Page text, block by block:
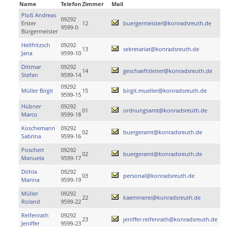
Name TelefonZimmer
Mail
Ploß Andreas
Erster
Bürgermeister
09292
9599-0
12 buergermeister@konradsreuth.de
Hellfritzsch
Jana
09292
9599-10
13 sekretariat@konradsreuth.de
Dittmar
Stefan
09292
9599-14
14 geschaeftsleiter@konradsreuth.de
Müller Birgit
09292
9599-15
15 birgit.mueller@konradsreuth.de
Hübner
Marco
09292
9599-18
01 ordnungsamt@konradsreuth.de
Koschemann
Sabrina
09292
9599-16
02 buergeramt@konradsreuth.de
Poschert
Manuela
09292
9599-17
02 buergeramt@konradsreuth.de
Döhla
Marina
09292
9599-19
03 personal@konradsreuth.de
Müller
Roland
09292
9599-22
22 kaemmerei@konradsreuth.de
Reifenrath
Jeniffer
09292
9599-23
23 jeniffer.reifenrath@konradsreuth.de